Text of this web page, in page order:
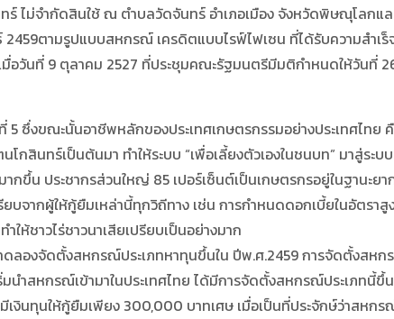
ไม่จำกัดสินใช้ ณ ตำบลวัดจันทร์ อำเภอเมือง จังหวัดพิษณุโลกแ
ตามรูปแบบสหกรณ์ เครดิตแบบไรฟ์ไฟเซน ที่ได้รับความสำเร็
มื่อวันที่ 9 ตุลาคม 2527 ที่ประชุมคณะรัฐมนตรีมีมติกำหนดให้วันที่
งขณะนั้นอาชีพหลักของประเทศเกษตรกรรมอย่างประเทศไทย
สินทร์เป็นต้นมา ทำให้ระบบ “เพื่อเลี้ยงตัวเองในชนบท” มาสู่ระบ
กขึ้น ประชากรส่วนใหญ่ 85 เปอร์เซ็นต์เป็นเกษตรกรอยู่ในฐานะ
บจากผู้ให้กู้ยืมเหล่านี้ทุกวิถีทาง เช่น การกำหนดดอกเบี้ยในอัตรา
ให้ชาวไร่ชาวนาเสียเปรียบเป็นอย่างมาก
ลองจัดตั้งสหกรณ์ประเภทหาทุนขึ้นใน ปีพ.ศ.2459 การจัดตั้งสหกร
นำสหกรณ์เข้ามาในประเทศไทย ได้มีการจัดตั้งสหกรณ์ประเภทนี้ขึ้
นทุนให้กู้ยืมเพียง 300,000 บาทเศษ เมื่อเป็นที่ประจักษ์ว่าสหกร